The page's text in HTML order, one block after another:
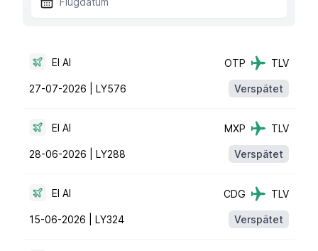
El Al OTP TLV
27-07-2026 | LY576 Verspätet
El Al MXP TLV
28-06-2026 | LY288 Verspätet
El Al CDG TLV
15-06-2026 | LY324 Verspätet